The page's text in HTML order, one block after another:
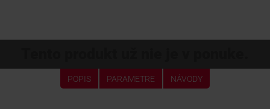
POPIS PARAMETRE NÁVODY